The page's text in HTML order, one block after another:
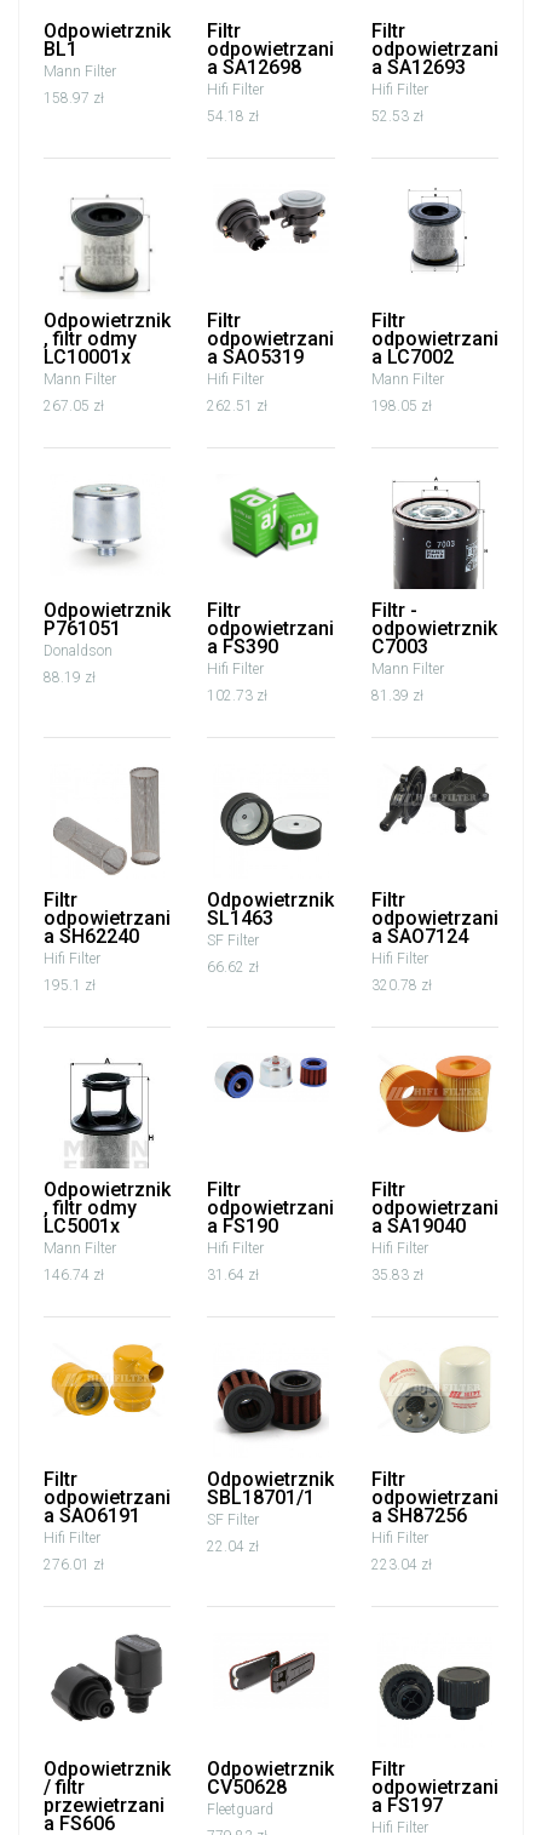
Odpowietrznik
BL1
Mann Filter
158.97 zł
Filtr
odpowietrzani
a SA12698
Hifi Filter
54.18 zł
Filtr
odpowietrzani
a SA12693
Hifi Filter
52.53 zł
Odpowietrznik
, filtr odmy
LC10001x
Mann Filter
267.05 zł
Filtr
odpowietrzani
a SAO5319
Hifi Filter
262.51 zł
Filtr
odpowietrzani
a LC7002
Mann Filter
198.05 zł
Odpowietrznik
P761051
Donaldson
88.19 zł
Filtr
odpowietrzani
a FS390
Hifi Filter
102.73 zł
Filtr -
odpowietrznik
C7003
Mann Filter
81.39 zł
Filtr
odpowietrzani
a SH62240
Hifi Filter
195.1 zł
Odpowietrznik
SL1463
SF Filter
66.62 zł
Filtr
odpowietrzani
a SAO7124
Hifi Filter
320.78 zł
Odpowietrznik
, filtr odmy
LC5001x
Mann Filter
146.74 zł
Filtr
odpowietrzani
a FS190
Hifi Filter
31.64 zł
Filtr
odpowietrzani
a SA19040
Hifi Filter
35.83 zł
Filtr
odpowietrzani
a SAO6191
Hifi Filter
276.01 zł
Odpowietrznik
SBL18701/1
SF Filter
22.04 zł
Filtr
odpowietrzani
a SH87256
Hifi Filter
223.04 zł
Odpowietrznik
/ filtr
przewietrzani
a FS606
Odpowietrznik
CV50628
Fleetguard
Filtr
odpowietrzani
a FS197
Hifi Filter